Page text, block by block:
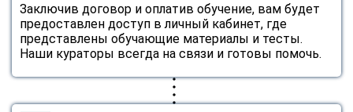
Заключив договор и оплатив обучение, вам будет
предоставлен доступ в личный кабинет, где
представлены обучающие материалы и тесты.
Наши кураторы всегда на связи и готовы помочь.